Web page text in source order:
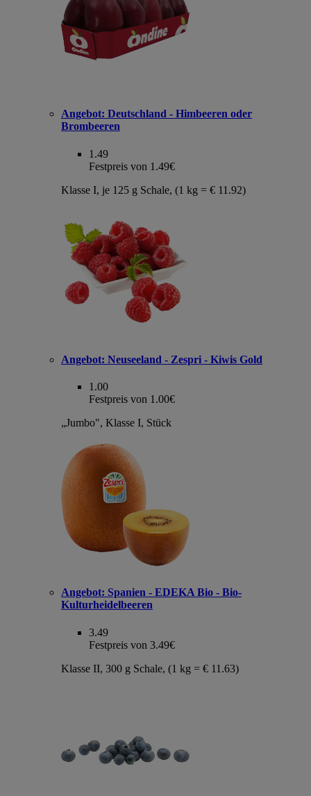
Angebot: Deutschland - Himbeeren oder
Brombeeren
1.49
Festpreis von 1.49€
Klasse I, je 125 g Schale, (1 kg = € 11.92)
Angebot: Neuseeland - Zespri - Kiwis Gold
1.00
Festpreis von 1.00€
„Jumbo", Klasse I, Stück
Angebot: Spanien - EDEKA Bio - Bio-
Kulturheidelbeeren
3.49
Festpreis von 3.49€
Klasse II, 300 g Schale, (1 kg = € 11.63)